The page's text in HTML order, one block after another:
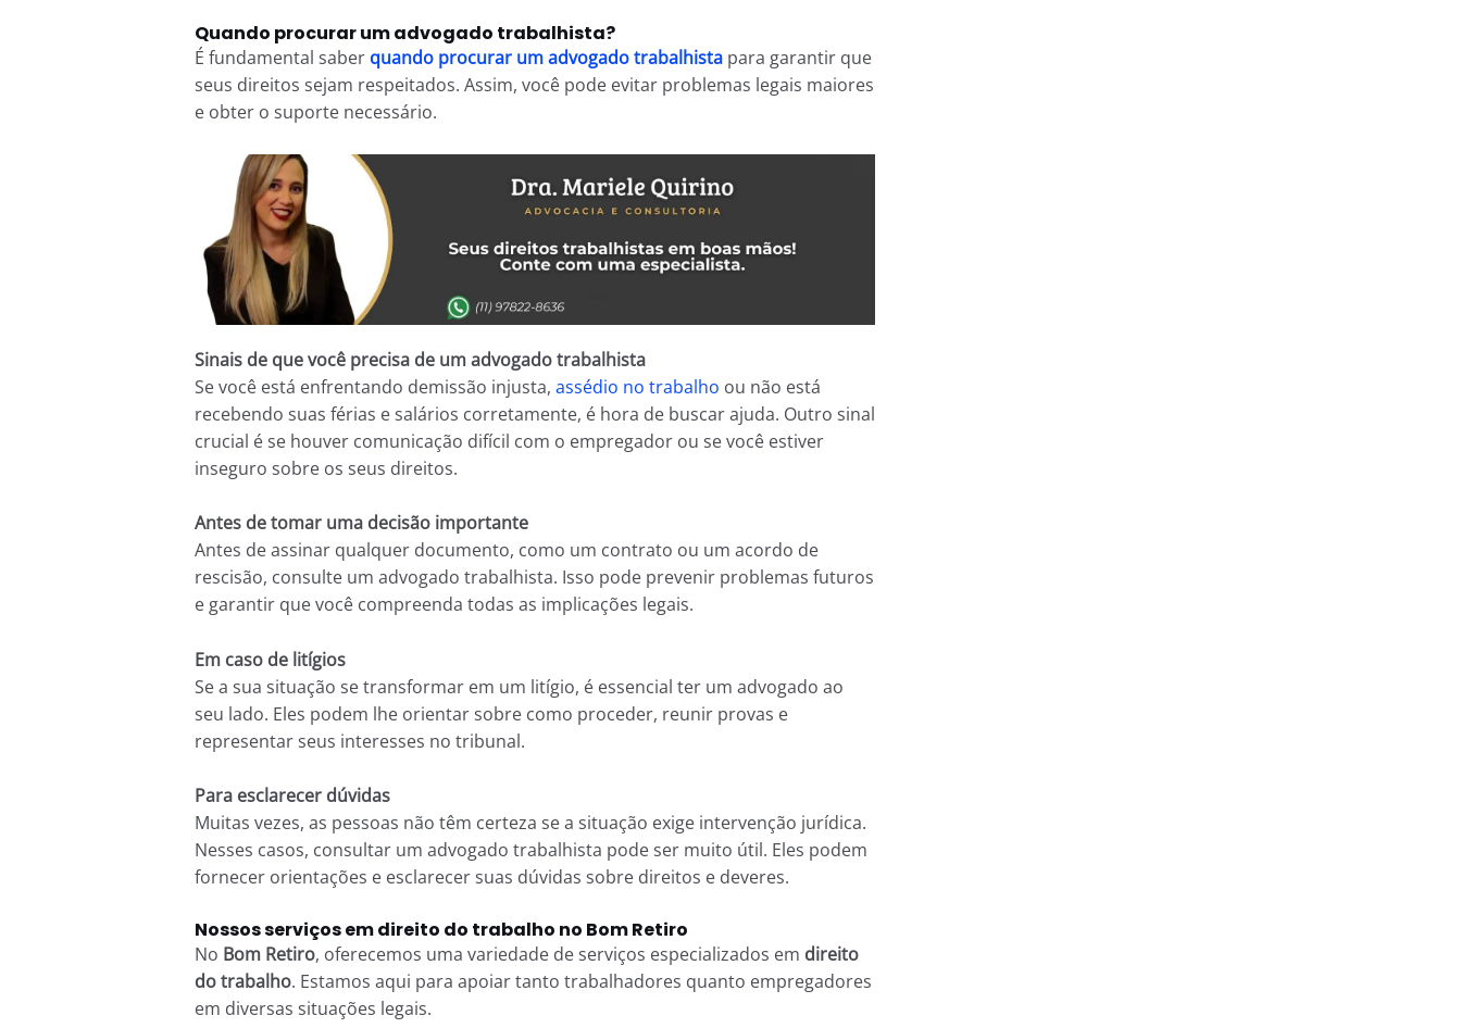
Quando procurar um advogado trabalhista?
É fundamental saber quando procurar um advogado trabalhistapara garantir que
seus direitos sejam respeitados. Assim, você pode evitar problemas legais maiores
e obter o suporte necessário.
Sinais de que você precisa de um advogado trabalhista
Se você está enfrentando demissão injusta, assédio no trabalho ou não está
recebendo suas férias e salários corretamente, é hora de buscar ajuda. Outro sinal
crucial é se houver comunicação difícil com o empregador ou se você estiver
inseguro sobre os seus direitos.
Antes de tomar uma decisão importante
Antes de assinar qualquer documento, como um contrato ou um acordo de
rescisão, consulte um advogado trabalhista. Isso pode prevenir problemas futuros
e garantir que você compreenda todas as implicações legais.
Em caso de litígios
Se a sua situação se transformar em um litígio, é essencial ter um advogado ao
seu lado. Eles podem lhe orientar sobre como proceder, reunir provas e
representar seus interesses no tribunal.
Para esclarecer dúvidas
Muitas vezes, as pessoas não têm certeza se a situação exige intervenção jurídica.
Nesses casos, consultar um advogado trabalhista pode ser muito útil. Eles podem
fornecer orientações e esclarecer suas dúvidas sobre direitos e deveres.
Nossos serviços em direito do trabalho no Bom Retiro
No Bom Retiro, oferecemos uma variedade de serviços especializados em direito
do trabalho. Estamos aqui para apoiar tanto trabalhadores quanto empregadores
em diversas situações legais.